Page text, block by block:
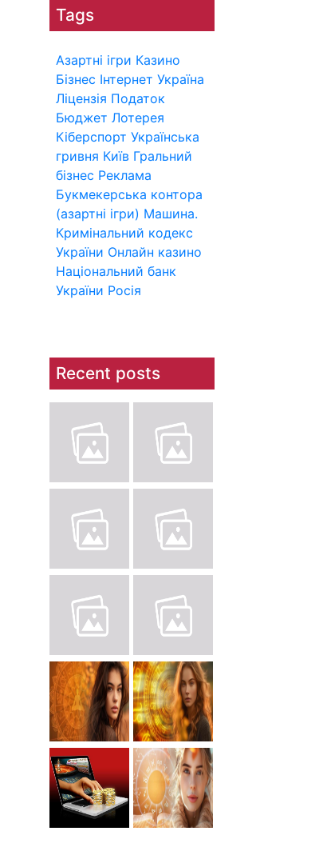
Tags
Азартні ігри Казино
Бізнес Інтернет Україна
Ліцензія Податок
Бюджет Лотерея
Кіберспорт Українська
гривня Київ Гральний
бізнес Реклама
Букмекерська контора
(азартні ігри) Машина.
Кримінальний кодекс
України Онлайн казино
Національний банк
України Росія
Recent posts